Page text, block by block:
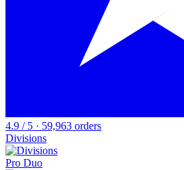
4.9 / 5 · 59,963 orders
Divisions
Pro Duo